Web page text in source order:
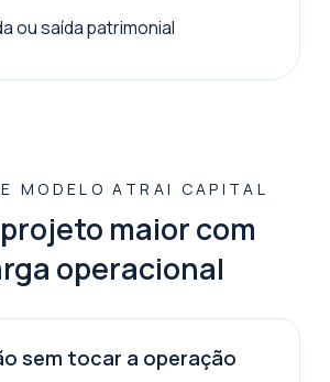
ou saída patrimonial
MODELO ATRAI CAPITAL
maior com
operacional
sem tocar a operação